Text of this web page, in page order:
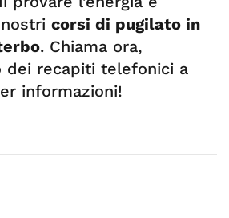
corsi di pugilato in
. Chiama ora,
dei recapiti telefonici a
informazioni!